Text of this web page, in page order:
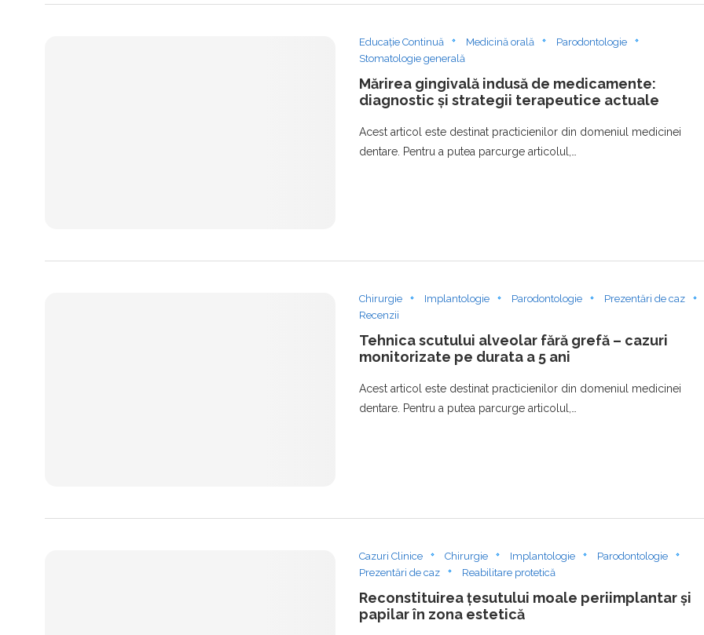
Educație Continuă Medicină orală
Parodontologie
Stomatologie generală
Mărirea gingivală indusă de medicamente:
diagnostic și strategii terapeutice actuale
Acest articol este destinat practicienilor din domeniul medicinei
dentare. Pentru a putea parcurge articolul,…
Chirurgie Implantologie Parodontologie
Prezentări de caz
Recenzii
Tehnica scutului alveolar fără grefă – cazuri
monitorizate pe durata a 5 ani
Acest articol este destinat practicienilor din domeniul medicinei
dentare. Pentru a putea parcurge articolul,…
Cazuri Clinice Chirurgie Implantologie
Parodontologie
Prezentări de caz
Reabilitare protetică
Reconstituirea țesutului moale periimplantar și
papilar în zona estetică